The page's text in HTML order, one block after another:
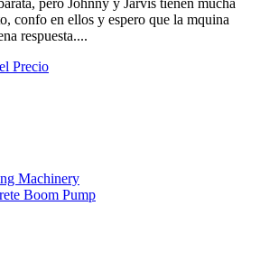
pero Johnny y Jarvis tienen mucha
confo en ellos y espero que la mquina
respuesta....
Precio